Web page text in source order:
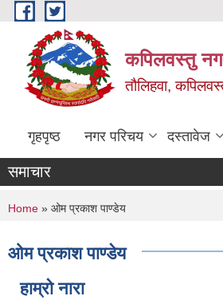
Skip to main content
कपिलवस्तु
तौलिहवा,
गृहपृष्ठ नगर परिचय दस्तावेज
समाचार
You are here
Home » ओम प्रकाश पाण्डेय
ओम प्रकाश पाण्डेय
हाम्रो नारा